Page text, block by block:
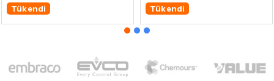
Tükendi Tükendi